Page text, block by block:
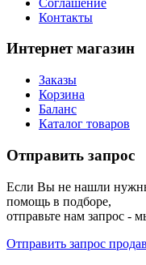
Контакты
Интернет магазин
Заказы
Корзина
Баланс
Каталог товаров
Отправить запрос
Если Вы не нашли
помощь в подборе,
отправьте нам запрос -
Отправить запрос